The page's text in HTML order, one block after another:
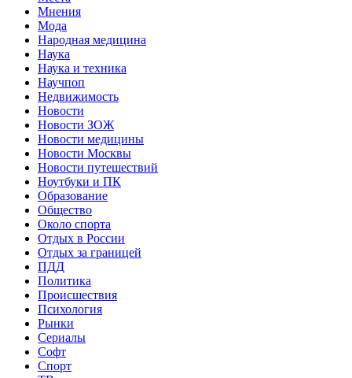
Мнения
Мода
Народная медицина
Наука
Наука и техника
Научпоп
Недвижимость
Новости
Новости ЗОЖ
Новости медицины
Новости Москвы
Новости путешествий
Ноутбуки и ПК
Образование
Общество
Около спорта
Отдых в России
Отдых за границей
ПДД
Политика
Происшествия
Психология
Рынки
Сериалы
Софт
Спорт